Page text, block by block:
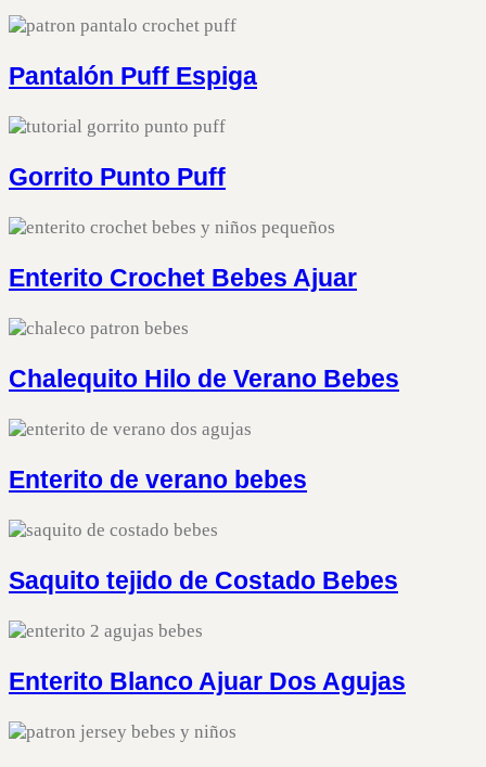
Pantalón Puff Espiga
Gorrito Punto Puff
Enterito Crochet Bebes Ajuar
Chalequito Hilo de Verano Bebes
Enterito de verano bebes
Saquito tejido de Costado Bebes
Enterito Blanco Ajuar Dos Agujas